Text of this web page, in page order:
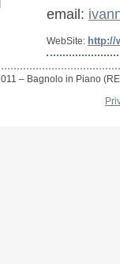
email:
WebSite: http://
– Bagnolo in Piano